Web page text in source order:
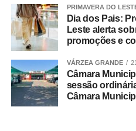
PRIMAVERA DO
Dia dos Pais:
Leste alerta
promoções e
VÁRZEA GRANDE
Câmara
sessão
Câmara